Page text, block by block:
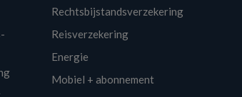
Rechtsbijstandsverzekering
Reisverzekering
Energie
Mobiel + abonnement